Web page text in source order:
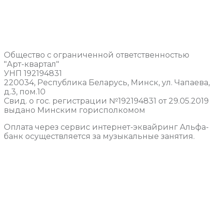
Общество с ограниченной ответственностью
"Арт-квартал"
УНП 192194831
220034, Республика Беларусь, Минск, ул. Чапаева,
д.3, пом.10
Свид. о гос. регистрации №192194831 от 29.05.2019
выдано Минским горисполкомом
Оплата через сервис интернет-эквайринг Альфа-
банк осуществляется за музыкальные занятия.